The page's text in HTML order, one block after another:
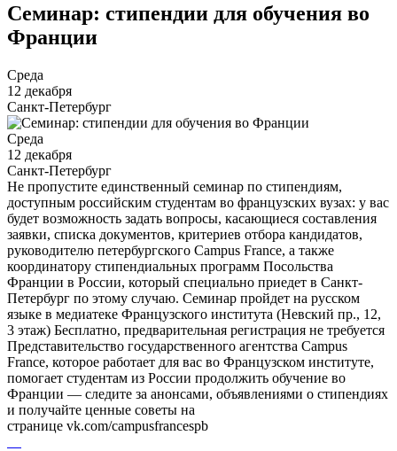
Семинар: стипендии для обучения во
Франции
Среда
12 декабря
Санкт-Петербург
Среда
12 декабря
Санкт-Петербург
Не пропустите единственный семинар по стипендиям,
доступным российским студентам во французских вузах: у вас
будет возможность задать вопросы, касающиеся составления
заявки, списка документов, критериев отбора кандидатов,
руководителю петербургского Campus France, а также
координатору стипендиальных программ Посольства
Франции в России, который специально приедет в Санкт-
Петербург по этому случаю. Семинар пройдет на русском
языке в медиатеке Французского института (Невский пр., 12,
3 этаж) Бесплатно, предварительная регистрация не требуется
Представительство государственного агентства Campus
France, которое работает для вас во Французском институте,
помогает студентам из России продолжить обучение во
Франции — следите за анонсами, объявлениями о стипендиях
и получайте ценные советы на
странице vk.com/campusfrancespb